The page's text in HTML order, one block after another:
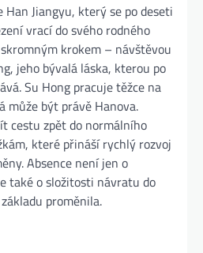
Jiangyu, který se po deseti
vrací do svého rodného
krokem – návštěvou
jeho bývalá láska, kterou po
Su Hong pracuje těžce na
může být právě Hanova.
cestu zpět do normálního
které přináší rychlý rozvoj
Absence není jen o
také o složitosti návratu do
proměnila.